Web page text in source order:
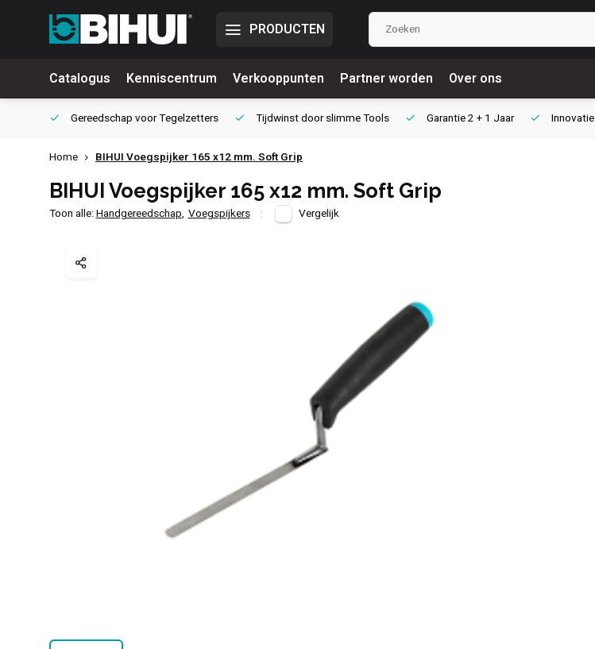
PRODUCTEN
Catalogus Kenniscentrum Verkooppunten Partner worden Over ons
Gereedschap voorTegelzetters Tijdwinst doorslimme Tools Garantie2 + 1 Jaar Innovatie
Home BIHUI Voegspijker 165 x12 mm. Soft Grip
BIHUI Voegspijker 165 x12 mm. Soft Grip
Toon alle:Handgereedschap, Voegspijkers Vergelijk